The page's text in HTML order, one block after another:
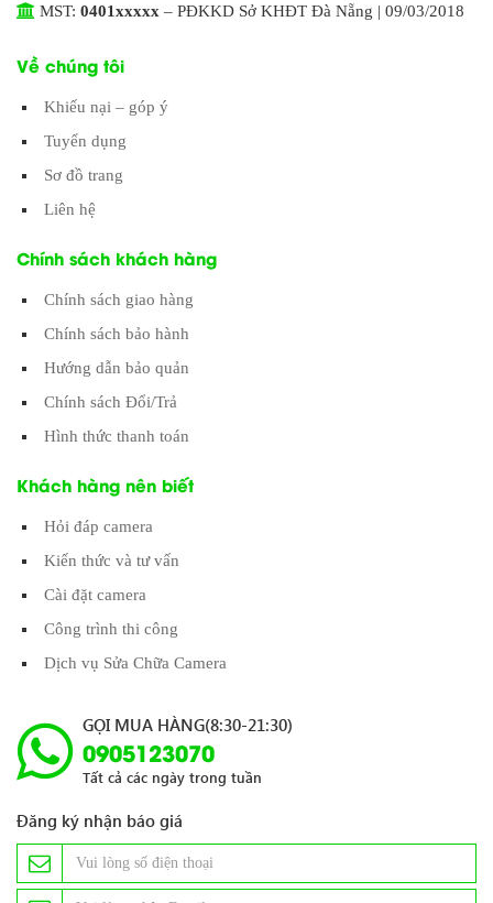
MST: 0401xxxxx – PĐKKD Sở KHĐT Đà Nẵng | 09/03/2018
Về chúng tôi
Khiếu nại – góp ý
Tuyển dụng
Sơ đồ trang
Liên hệ
Chính sách khách hàng
Chính sách giao hàng
Chính sách bảo hành
Hướng dẫn bảo quản
Chính sách Đổi/Trả
Hình thức thanh toán
Khách hàng nên biết
Hỏi đáp camera
Kiến thức và tư vấn
Cài đặt camera
Công trình thi công
Dịch vụ Sửa Chữa Camera
GỌI MUA HÀNG(8:30-21:30)
0905123070
Tất cả các ngày trong tuần
Đăng ký nhận báo giá